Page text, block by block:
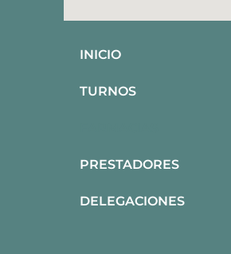
INICIO
TURNOS
PRESTADORES
DELEGACIONES